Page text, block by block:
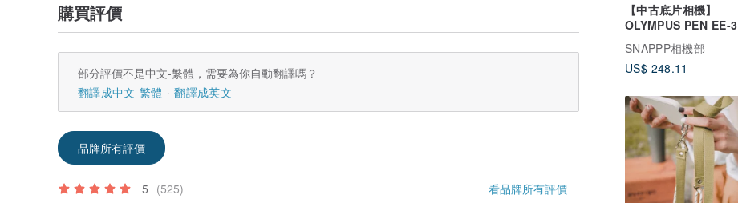
【中古底片相機】
OLYMPUS PEN EE-3
SNAPPP相機部
US$ 248.11
購買評價
部分評價不是中文-繁體，需要為你自動翻譯嗎？
翻譯成中文-繁體
翻譯成英文
品牌所有評價
5 (525) 看品牌所有評價